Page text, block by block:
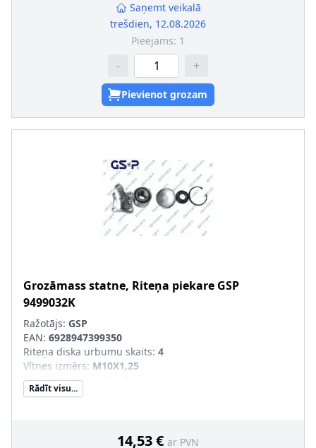
Saņemt veikalā
trešdien, 12.08.2026
Pieejams: 1
- +
Pievienot grozam
Grozāmass statne, Riteņa piekare GSP
9499032K
Ražotājs: GSP
EAN: 6928947399350
Riteņa diska urbumu skaits: 4
Vītnes izmērs: M10X1,25
Papildus artikuls/Papildus informācija
Attālums starp stiprināšanas urbumiem [mm]
Rādīt visu...
14,53 € ar PVN